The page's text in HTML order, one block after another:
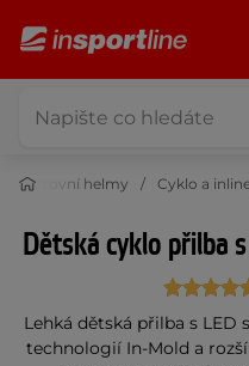
Sportovní helmy Cyklo a
Dětská cyklo přilba
Lehká dětská přilba s LED
technologií In-Mold a